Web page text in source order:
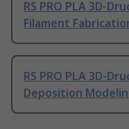
RS PRO PLA 3D-
Filament
RS PRO PLA 3D-
Deposition